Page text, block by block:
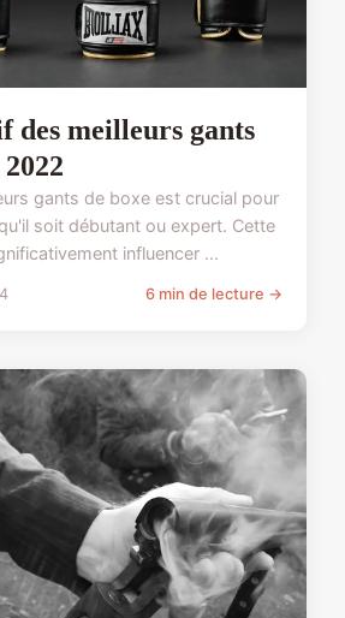
des meilleurs gants
gants de boxe est crucial pour
soit débutant ou expert. Cette
influencer ...
6 min de lecture →